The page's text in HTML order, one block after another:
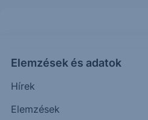
Elemzések és adatok
Hírek
Elemzések
USDCNY(FX)
ISIN: USDCNY